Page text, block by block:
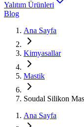
Yalıtım Ürünleri
Blog
Ana Sayfa
Kimyasallar
Mastik
Soudal Silikon
Ana Sayfa